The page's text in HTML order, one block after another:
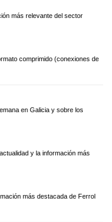
más relevante del sector
comprimido (conexiones de
en Galicia y sobre los
y la información más
más destacada de Ferrol